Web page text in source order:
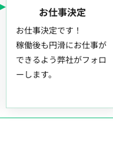
お仕事決定
お仕事決定です！
稼働後も円滑にお仕事が
できるよう弊社がフォロ
ーします。